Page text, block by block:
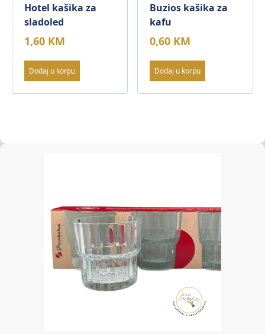
Hotel kašika za
sladoled
1,60 KM
Dodaj u korpu
Buzios kašika za
kafu
0,60 KM
Dodaj u korpu